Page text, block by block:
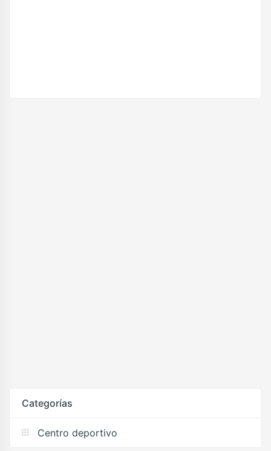
Categorías
Centro deportivo